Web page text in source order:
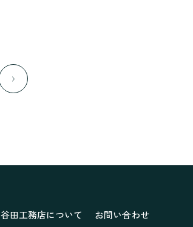
上林の「家」
優美な「家」
再会、熟考の「家」
家族の声が聞こえる家
谷田工務店について お問い合わせ